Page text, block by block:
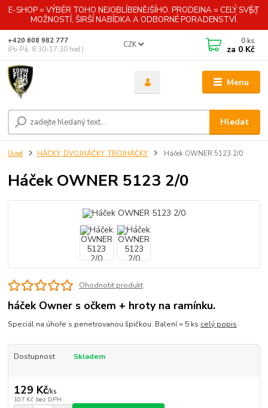
E-SHOP = VÝBĚR TOHO NEJOBLÍBENĚJŠÍHO. PRODEJNA = CELÝ SVĚT
MOŽNOSTÍ, ŠIRŠÍ NABÍDKA A ODBORNÉ PORADENSTVÍ.
Menu
CZK
Hledat
+420 608 982 777
(Po-Pá, 8:30-17:30 hod.)
0 ks
za 0 Kč
Úvod HÁČKY, DVOJHÁČKY, TROJHÁČKY Háček OWNER 5123 2/0
Háček OWNER 5123 2/0
Ohodnotit produkt
háček Owner s očkem + hroty na ramínku.
Speciál na úhoře s penetrovanou špičkou. Balení = 5 ks celý popis
Dostupnost Skladem
129 Kč/ks
107 Kč bez DPH